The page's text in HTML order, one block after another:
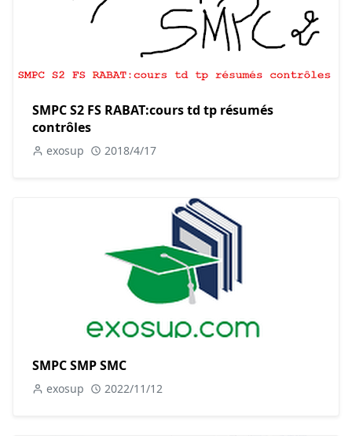
SMPC S2 FS RABAT:cours td tp résumés
contrôles
exosup 2018/4/17
SMPC SMP SMC
exosup 2022/11/12